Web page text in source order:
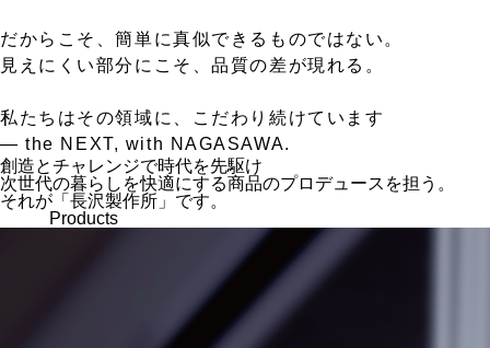
だからこそ、簡単に真似できるものではない。
見えにくい部分にこそ、品質の差が現れる。
私たちはその領域に、こだわり続けています
— the NEXT, with NAGASAWA.
創造とチャレンジで時代を先駆け
次世代の暮らしを快適にする商品のプロデュースを担う。
それが「長沢製作所」です。
Products